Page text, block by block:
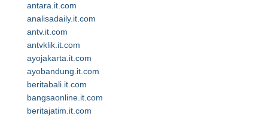
antara.it.com
analisadaily.it.com
antv.it.com
antvklik.it.com
ayojakarta.it.com
ayobandung.it.com
beritabali.it.com
bangsaonline.it.com
beritajatim.it.com